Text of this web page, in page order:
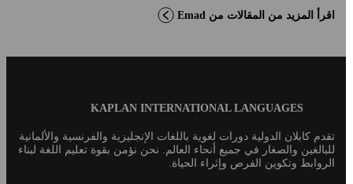
اقرأ المزيد من المقالات من Emad
KAPLAN INTERNATIONAL LANGUAGES
تقدم كابلان الدولية دورات لغوية باللغات الإنجليزية والفرنسية والألمانية
للبالغين والصغار في جميع أنحاء العالم. نحن نؤمن بقوة تعليم اللغة لبناء
الروابط وتكوين الفرص وإثراء الحياة.